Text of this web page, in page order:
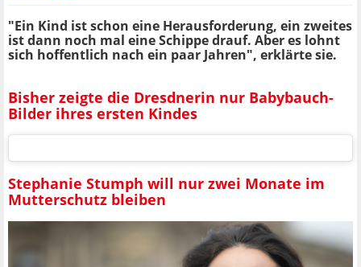
"Ein Kind ist schon eine Herausforderung, ein zweites
ist dann noch mal eine Schippe drauf. Aber es lohnt
sich hoffentlich nach ein paar Jahren", erklärte sie.
Bisher zeigte die Dresdnerin nur Babybauch-
Bilder ihres ersten Kindes
Stephanie Stumph will nur zwei Monate im
Mutterschutz bleiben